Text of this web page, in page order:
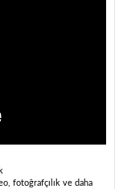
fotoğrafçılık ve daha